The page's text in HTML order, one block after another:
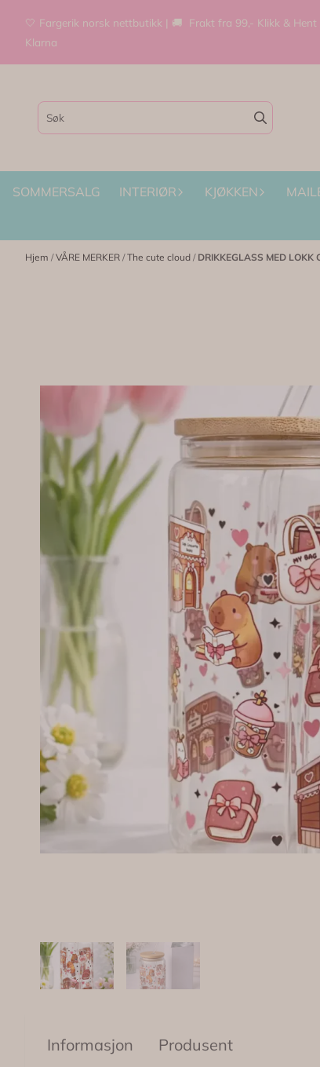
Hopp til innhold
🤍 Fargerik norsk nettbutikk | 🚚 Frakt fra 99,- Klikk &
Klarna
SOMMERSALG INTERIØR KJØKKEN
Hjem /VÅRE MERKER /The cute cloud / DRIKKEGLASS MED
Informasjon Produsent